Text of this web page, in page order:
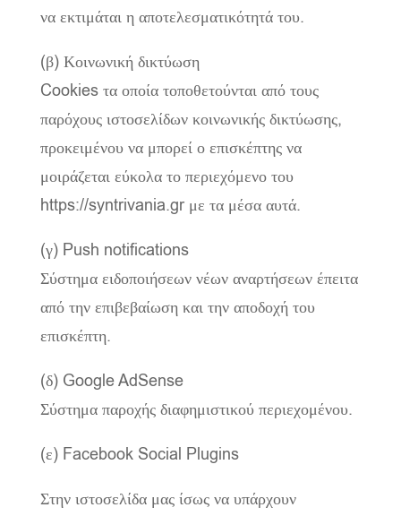
να εκτιμάται η αποτελεσματικότητά του.
(β) Κοινωνική δικτύωση
Cookies τα οποία τοποθετούνται από τους
παρόχους ιστοσελίδων κοινωνικής δικτύωσης,
προκειμένου να μπορεί ο επισκέπτης να
μοιράζεται εύκολα το περιεχόμενο του
https://syntrivania.gr με τα μέσα αυτά.
(γ) Push notifications
Σύστημα ειδοποιήσεων νέων αναρτήσεων έπειτα
από την επιβεβαίωση και την αποδοχή του
επισκέπτη.
(δ) Google AdSense
Σύστημα παροχής διαφημιστικού περιεχομένου.
(ε) Facebook Social Plugins
Στην ιστοσελίδα μας ίσως να υπάρχουν